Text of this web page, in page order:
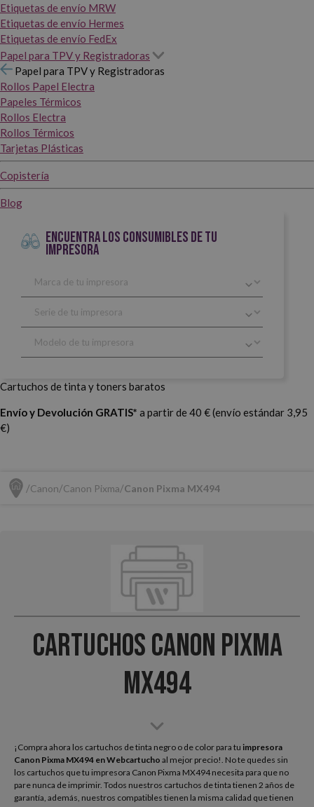
Etiquetas de envío MRW
Etiquetas de envío Hermes
Etiquetas de envío FedEx
Papel para TPV y Registradoras
Papel para TPV y Registradoras
Rollos Papel Electra
Papeles Térmicos
Rollos Electra
Rollos Térmicos
Tarjetas Plásticas
Copistería
Blog
ENCUENTRA LOS CONSUMIBLES DE TU
IMPRESORA
Cartuchos de tinta y toners baratos
Envío y Devolución GRATIS* a partir de 40 € (envío estándar 3,95
€)
Canon Canon Pixma Canon Pixma MX494
Cartuchos Canon Pixma
MX494
¡Compra ahora los cartuchos de tinta negro o de color para tu impresora
Canon Pixma MX494 en Webcartucho al mejor precio!. No te quedes sin
los cartuchos que tu impresora Canon Pixma MX494 necesita para que no
pare nunca de imprimir. Todos nuestros cartuchos de tinta tienen 2 años de
garantía, además, nuestros compatibles tienen la misma calidad que tienen